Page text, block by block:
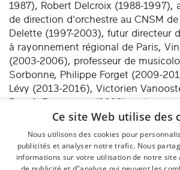
1987), Robert Delcroix (1988-1997),
de direction d'orchestre au CNSM de
Delette (1997-2003), futur directeur
à rayonnement régional de Paris,
(2003-2006), professeur de
Sorbonne, Philippe Forget (2009-
Lévy (2013-2016), Victorien
Benoît Fromanger (2023) et de
Levy (2026-).Ce site Web utilise des
Nous utilisons des cookies pour
publicités et analyser notre trafic. Nous
informations sur votre utilisation de notre site